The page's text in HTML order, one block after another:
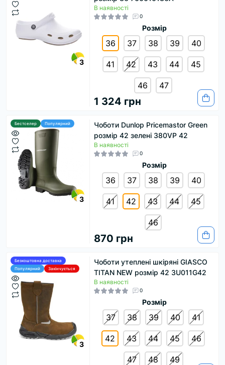
3
В наявності
0
Розмір
36 37 38 39 40
41 42 43 44 45
46 47
1 324 грн
Бестселер Популярний
3
Чоботи Dunlop Pricemastor Green
розмір 42 зелені 380VP 42
В наявності
0
Розмір
36 37 38 39 40
41 42 43 44 45
46
870 грн
Безкоштовна доставка
Популярний
Закінчується
3
Чоботи утеплені шкіряні GIASCO
TITAN NEW розмір 42 3U011G42
В наявності
0
Розмір
37 38 39 40 41
42 43 44 45 46
47 48 49